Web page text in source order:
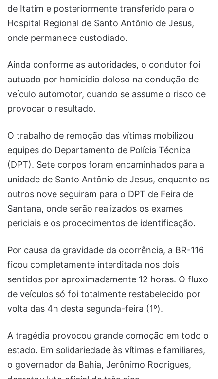
de Itatim e posteriormente transferido para o
Hospital Regional de Santo Antônio de Jesus,
onde permanece custodiado.
Ainda conforme as autoridades, o condutor foi
autuado por homicídio doloso na condução de
veículo automotor, quando se assume o risco de
provocar o resultado.
O trabalho de remoção das vítimas mobilizou
equipes do Departamento de Polícia Técnica
(DPT). Sete corpos foram encaminhados para a
unidade de Santo Antônio de Jesus, enquanto os
outros nove seguiram para o DPT de Feira de
Santana, onde serão realizados os exames
periciais e os procedimentos de identificação.
Por causa da gravidade da ocorrência, a BR-116
ficou completamente interditada nos dois
sentidos por aproximadamente 12 horas. O fluxo
de veículos só foi totalmente restabelecido por
volta das 4h desta segunda-feira (1º).
A tragédia provocou grande comoção em todo o
estado. Em solidariedade às vítimas e familiares,
o governador da Bahia, Jerônimo Rodrigues,